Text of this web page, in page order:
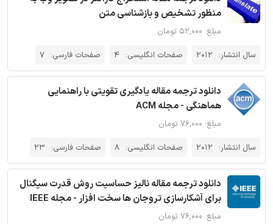
منظور تشخیص و بازشناسی متن
مبلغ: ۵۲,۰۰۰ تومان
سال انتشار: 2012 صفحات انگلیسی: 4 صفحات فارسی: 7
دانلود ترجمه مقاله یادگیری تقویتی با راهنمایی
هماهنگی - مجله ACM
مبلغ: ۷۶,۰۰۰ تومان
سال انتشار: 2012 صفحات انگلیسی: 8 صفحات فارسی: 23
دانلود ترجمه مقاله نالیز حساسیت روش قدرت سیگنال
برای آشکارسازی تروجان ها سخت افزار - مجله IEEE
مبلغ: ۷۶,۰۰۰ تومان